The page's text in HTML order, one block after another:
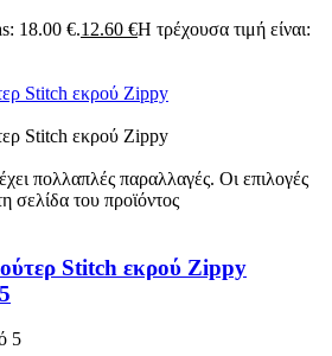
18.00 €.12.60 €Η τρέχουσα τιμή είναι:
πολλαπλές παραλλαγές. Οι επιλογές
σελίδα του προϊόντος
Stitch εκρού Zippy
5